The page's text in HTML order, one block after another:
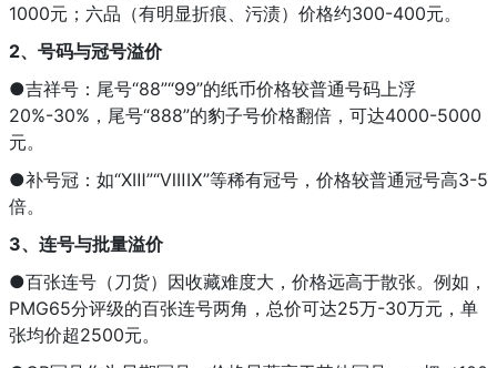
1000元；六品（有明显折痕、污渍）价格约300-400元。
2、号码与冠号溢价
●吉祥号：尾号“88”“99”的纸币价格较普通号码上浮
20%-30%，尾号“888”的豹子号价格翻倍，可达4000-5000
元。
●补号冠：如“XⅢ”“ⅧⅨ”等稀有冠号，价格较普通冠号高3-5
倍。
3、连号与批量溢价
●百张连号（刀货）因收藏难度大，价格远高于散张。例如，
PMG65分评级的百张连号两角，总价可达25万-30万元，单
张均价超2500元。